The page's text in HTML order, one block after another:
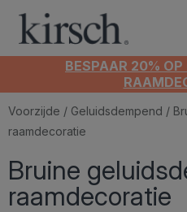
BESPAAR 20% OP
Voorzijde / Geluidsdempend /
raamdecoratie
Bruine
raamdecoratie